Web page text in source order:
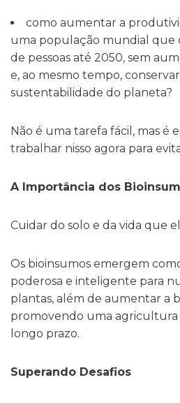
como aumentar a
uma população mundial que
de pessoas até 2050, sem
e, ao mesmo tempo,
sustentabilidade do planeta?
Não é uma tarefa fácil, mas é
trabalhar nisso agora para
A Importância dos
Cuidar do solo e da vida que
Os bioinsumos emergem
poderosa e inteligente para
plantas, além de aumentar a
promovendo uma agricultura
longo prazo.
Superando Desafios